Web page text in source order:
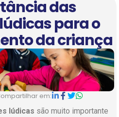
das
para o
da criança
em:
lúdicas são muito importante